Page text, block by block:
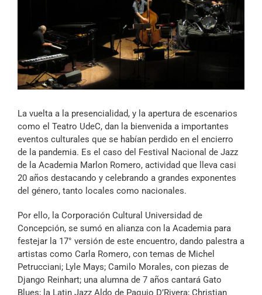
Reportajes
Columnas
Música Clásica
Archivo Sonoro
La vuelta a la presencialidad, y la apertura de escenarios
como el Teatro UdeC, dan la bienvenida a importantes
eventos culturales que se habían perdido en el encierro
de la pandemia. Es el caso del Festival Nacional de Jazz
de la Academia Marlon Romero, actividad que lleva casi
20 años destacando y celebrando a grandes exponentes
del género, tanto locales como nacionales.
Por ello, la Corporación Cultural Universidad de
Concepción, se sumó en alianza con la Academia para
festejar la 17° versión de este encuentro, dando palestra a
artistas como Carla Romero, con temas de Michel
Petrucciani; Lyle Mays; Camilo Morales, con piezas de
Django Reinhart; una alumna de 7 años cantará Gato
Blues; la Latin Jazz Aldo de Paquio D’Rivera; Christian